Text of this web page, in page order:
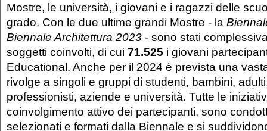
Mostre, le università, i giovani e i ragazzi delle
grado. Con le due ultime grandi Mostre - la
Biennale Architettura 2023 - sono stati
soggetti coinvolti, di cui 71.525 i giovani
Educational. Anche per il 2024 è prevista una
rivolge a singoli e gruppi di studenti, bambini,
professionisti, aziende e università. Tutte le
coinvolgimento attivo dei partecipanti, sono
selezionati e formati dalla Biennale e si